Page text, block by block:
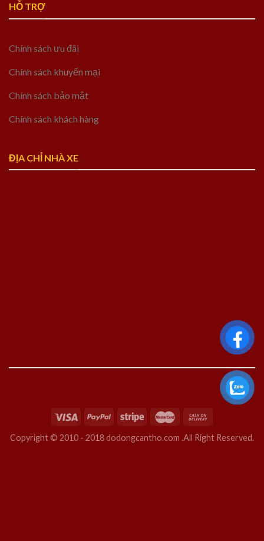
HỖ TRỢ
Chính sách ưu đãi
Chính sách khuyến mại
Chính sách bảo mật
Chính sách khách hàng
ĐỊA CHỈ NHÀ XE
Copyright © 2010 - 2018 dodongcantho.com .All Right Reserved.